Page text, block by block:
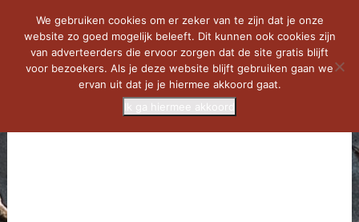
We gebruiken cookies om er zeker van te zijn dat je onze
website zo goed mogelijk beleeft. Dit kunnen ook cookies zijn
van adverteerders die ervoor zorgen dat de site gratis blijft
voor bezoekers. Als je deze website blijft gebruiken gaan we
ervan uit dat je je hiermee akkoord gaat.
Ik ga hiermee akkoord